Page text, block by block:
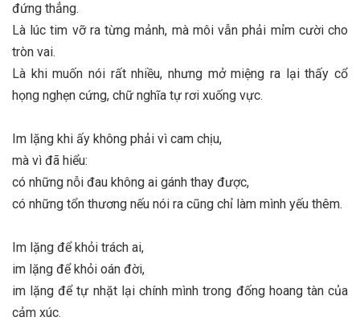
đứng thẳng.
Là lúc tim vỡ ra từng mảnh, mà môi vẫn phải mỉm cười cho
tròn vai.
Là khi muốn nói rất nhiều, nhưng mở miệng ra lại thấy cổ
họng nghẹn cứng, chữ nghĩa tự rơi xuống vực.
Im lặng khi ấy không phải vì cam chịu,
mà vì đã hiểu:
có những nỗi đau không ai gánh thay được,
có những tổn thương nếu nói ra cũng chỉ làm mình yếu thêm.
Im lặng để khỏi trách ai,
im lặng để khỏi oán đời,
im lặng để tự nhặt lại chính mình trong đống hoang tàn của
cảm xúc.